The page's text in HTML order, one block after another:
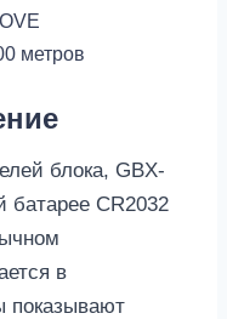
метров
блока, GBX-
батарее CR2032
в
показывают